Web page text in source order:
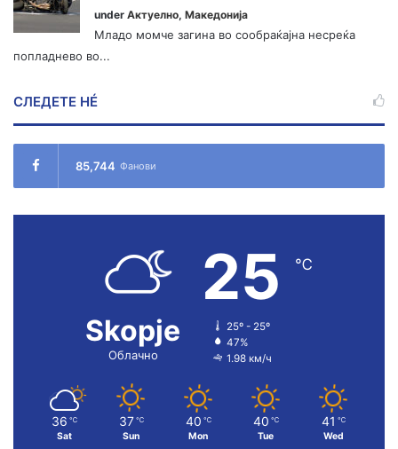
under Актуелно, Македонија
Младо момче загина во сообраќајна несреќа
попладнево во...
СЛЕДЕТЕ НÉ
85,744 Фанови
Skopje
Облачно
25 ℃
25º - 25º
47%
1.98 км/ч
36 ℃
Sat
37 ℃
Sun
40 ℃
Mon
40 ℃
Tue
41 ℃
Wed